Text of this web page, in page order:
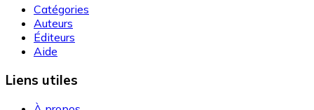
Catégories
Auteurs
Éditeurs
Aide
Liens utiles